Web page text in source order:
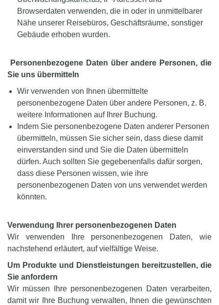
Browserdaten verwenden, die in oder in unmittelbarer
Nähe unserer Reisebüros, Geschäftsräume, sonstiger
Gebäude erhoben wurden.
Personenbezogene Daten über andere Personen, die
Sie uns übermitteln
Wir verwenden von Ihnen übermittelte
personenbezogene Daten über andere Personen, z. B.
weitere Informationen auf Ihrer Buchung.
Indem Sie personenbezogene Daten anderer Personen
übermitteln, müssen Sie sicher sein, dass diese damit
einverstanden sind und Sie die Daten übermitteln
dürfen. Auch sollten Sie gegebenenfalls dafür sorgen,
dass diese Personen wissen, wie ihre
personenbezogenen Daten von uns verwendet werden
könnten.
Verwendung Ihrer personenbezogenen Daten
Wir verwenden Ihre personenbezogenen Daten, wie
nachstehend erläutert, auf vielfältige Weise.
Um Produkte und Dienstleistungen bereitzustellen, die
Sie anfordern
Wir müssen Ihre personenbezogenen Daten verarbeiten,
damit wir Ihre Buchung verwalten, Ihnen die gewünschten